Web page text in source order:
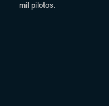
mil pilotos.